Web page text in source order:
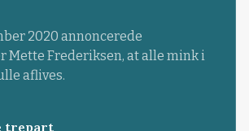
2020 annoncerede
Mette Frederiksen, at alle mink i
aflives.
trepart